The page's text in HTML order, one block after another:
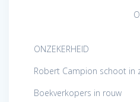
ONZEKERHEID
Robert Campion schoot in
Boekverkopers in rouw